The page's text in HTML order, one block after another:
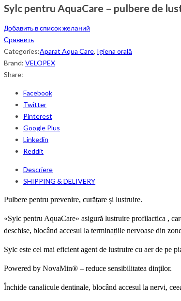
Sylc pentru AquaCare – pulbere de
Добавить в список желаний
Сравнить
Categories:Aparat Aqua Care, Igiena orală
Brand: VELOPEX
Share:
Facebook
Twitter
Pinterest
Google Plus
Linkedin
Reddit
Descriere
SHIPPING & DELIVERY
Pulbere pentru prevenire, curățare și lustruire.
«Sylc pentru AquaCare» asigură lustruire profilactica ,
deschise, blocând accesul la terminațiile nervoase din
Sylc este cel mai eficient agent de lustruire cu aer de pe
Powered by NovaMin® – reduce sensibilitatea dinților.
Închide canalicule dentinale, blocând accesul la nervi,